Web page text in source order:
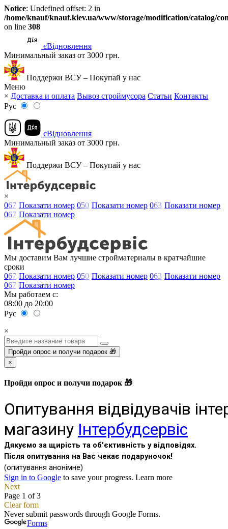
Notice: Undefined offset: 2 in
/home/knauf/knauf.kiev.ua/www/storage/modification/catalog/
on line 308
єВідновлення
Минимальный заказ от 3000 грн.
Поддержи ВСУ – Покупай у нас
Меню
× Доставка и оплата Вывоз строймусора Статьи Контакты
Рус
єВідновлення
Минимальный заказ от 3000 грн.
Поддержи ВСУ – Покупай у нас
×
067 Показати номер 050 Показати номер 063 Показати номер
067 Показати номер
Мы доставим Вам лучшие стройматериалы в кратчайшие
сроки
067 Показати номер 050 Показати номер 063 Показати номер
067 Показати номер
Мы работаем с:
08:00 до 20:00
Рус
×
Пройди опрос и получи подарок 🎁
×
Пройди опрос и получи подарок 🎁